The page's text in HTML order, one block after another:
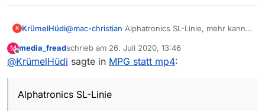
K KrümelHüdi@mac-christian Alphatronics SL-Linie, mehr kann
M
Offline
media_freadschrieb am 26. Juli 2020, 13:46
zuletzt editiert von
@KrümelHüdi sagte in MPG statt mp4:
Alphatronics SL-Linie